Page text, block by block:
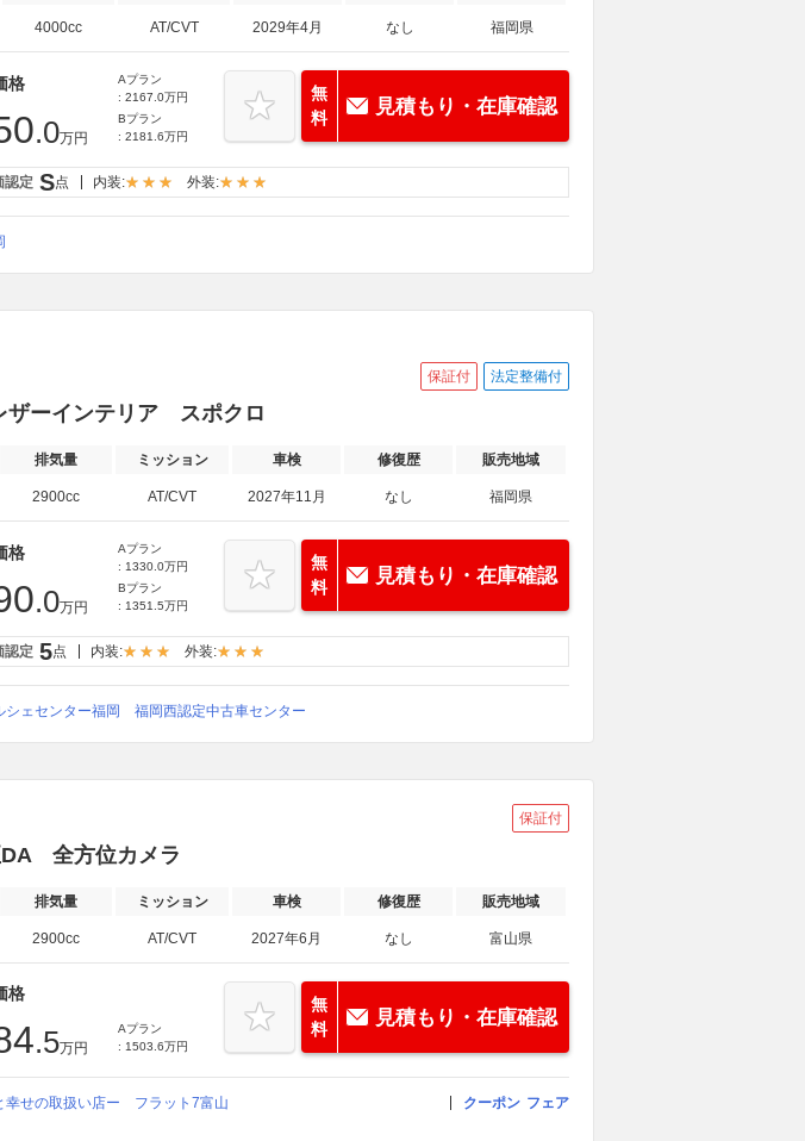
4000cc AT/CVT 2029年4月 なし 福岡県
格
.0万円
Aプラン
: 2167.0万円
Bプラン
: 2181.6万円
無
料
見積もり・在庫確認
認定 S点 内装: 外装:
保証付 法定整備付
ザーインテリア スポクロ
排気量 ミッション 車検 修復歴 販売地域
2900cc AT/CVT 2027年11月 なし 福岡県
格
.0万円
Aプラン
: 1330.0万円
Bプラン
: 1351.5万円
無
料
見積もり・在庫確認
認定 5点 内装: 外装:
シェセンター福岡 福岡西認定中古車センター
保証付
DA 全方位カメラ
排気量 ミッション 車検 修復歴 販売地域
2900cc AT/CVT 2027年6月 なし 富山県
格
.5万円
Aプラン
: 1503.6万円
無
料
見積もり・在庫確認
幸せの取扱い店ー フラット7富山 クーポン フェア